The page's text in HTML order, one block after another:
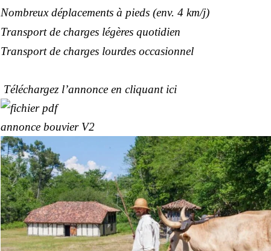
Nombreux déplacements à pieds (env. 4 km/j)
Transport de charges légères quotidien
Transport de charges lourdes occasionnel
Téléchargez l’annonce en cliquant ici
annonce bouvier V2